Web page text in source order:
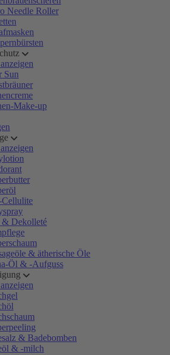
Needle Roller
Sun
Make-up
& Dekolleté
& ätherische Öle
Öl & -Aufguss
& Badebomben
& -milch